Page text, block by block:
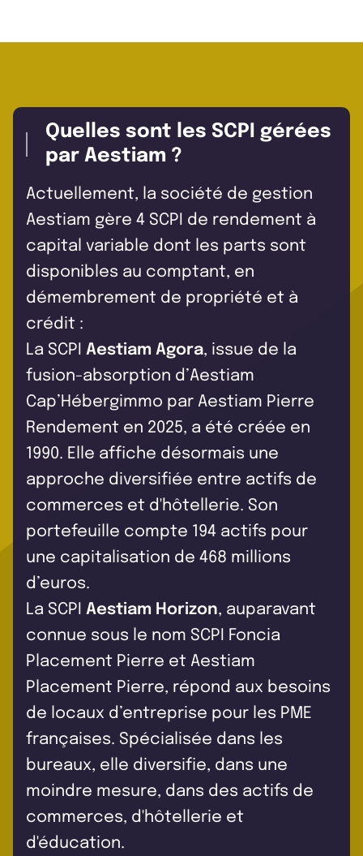
Quelles sont les SCPI gérées
par Aestiam ?
Actuellement, la société de gestion
Aestiam gère 4 SCPI de rendement à
capital variable dont les parts sont
disponibles au comptant, en
démembrement de propriété et à
crédit :
La SCPI Aestiam Agora, issue de la
fusion-absorption d’Aestiam
Cap’Hébergimmo par Aestiam Pierre
Rendement en 2025, a été créée en
1990. Elle affiche désormais une
approche diversifiée entre actifs de
commerces et d'hôtellerie. Son
portefeuille compte 194 actifs pour
une capitalisation de 468 millions
d’euros.
La SCPI Aestiam Horizon, auparavant
connue sous le nom SCPI Foncia
Placement Pierre et Aestiam
Placement Pierre, répond aux besoins
de locaux d’entreprise pour les PME
françaises. Spécialisée dans les
bureaux, elle diversifie, dans une
moindre mesure, dans des actifs de
commerces, d'hôtellerie et
d'éducation.